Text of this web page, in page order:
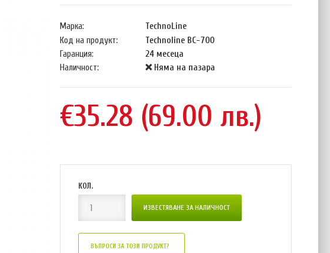
Марка:
TechnoLine
Код на продукт:
Technoline BC-700
Гаранция:
24 месеца
Наличност:
❌ Няма на пазара
€35.28 (69.00 лв.)
КОЛ.
ВЪПРОСИ ЗА ТОЗИ ПРОДУКТ?